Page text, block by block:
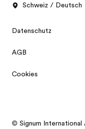
Kostenlose
Schweiz / Deutsch
Datenschutz
AGB
Cookies
© Signum